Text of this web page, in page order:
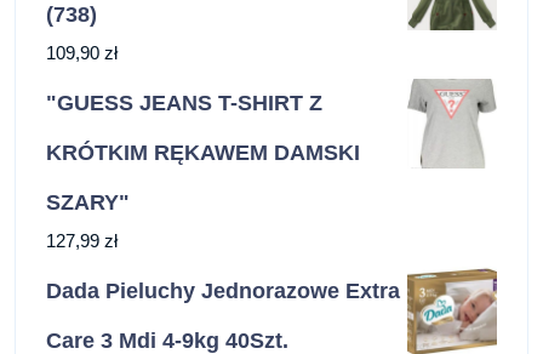
(738)
109,90 zł
"GUESS JEANS T-SHIRT Z
KRÓTKIM RĘKAWEM DAMSKI
SZARY"
127,99 zł
Dada Pieluchy Jednorazowe Extra
Care 3 Mdi 4‑9kg 40Szt.